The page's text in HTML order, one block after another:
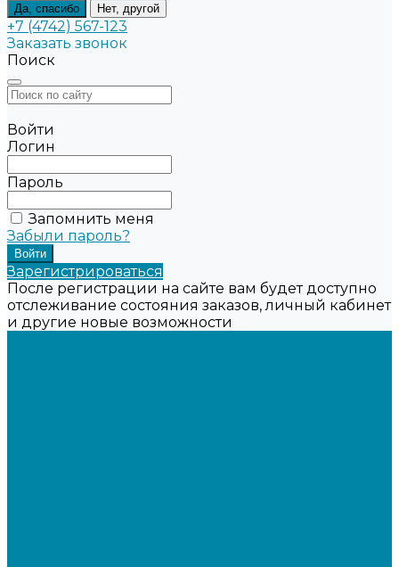
Да, спасибо Нет, другой
+7 (4742) 567-123
Заказать звонок
Поиск
Войти
Логин
Пароль
Запомнить меня
Забыли пароль?
Зарегистрироваться
После регистрации на сайте вам будет доступно
отслеживание состояния заказов, личный кабинет
и другие новые возможности